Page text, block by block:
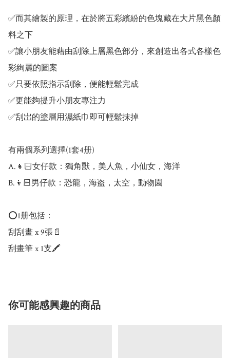
✅而其繪製的原理，在於將五彩繽紛的色塊藏在大片黑色顏
料之下
✅讓小朋友能藉由刮除上層黑色部分，來創造出各式各樣色
彩絢麗的圖案
✅只要依照指示刮除，便能輕鬆完成
✅更能夠提升小朋友專注力
✅刮岀的塗層用濕紙巾即可輕鬆抹掉
有兩個系列選擇(1套4册)
A.👧🏻女仔款：獨角獸，美人魚，小仙女，海洋
B.👦🏻男仔款：恐龍，海盗，太空，動物園
⭕1册包括：
刮刮畫 x 9張📄
刮畫筆 x 1支🖍️
你可能感興趣的商品